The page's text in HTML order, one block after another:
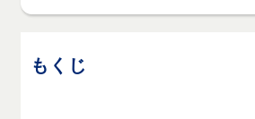
もくじ